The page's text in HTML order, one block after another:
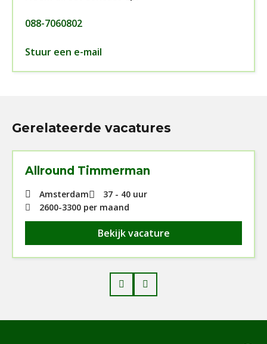
088-7060802
Stuur een e-mail
Gerelateerde vacatures
Allround Timmerman
Amsterdam
37 - 40 uur
2600-3300 per maand
Bekijk vacature
Prev